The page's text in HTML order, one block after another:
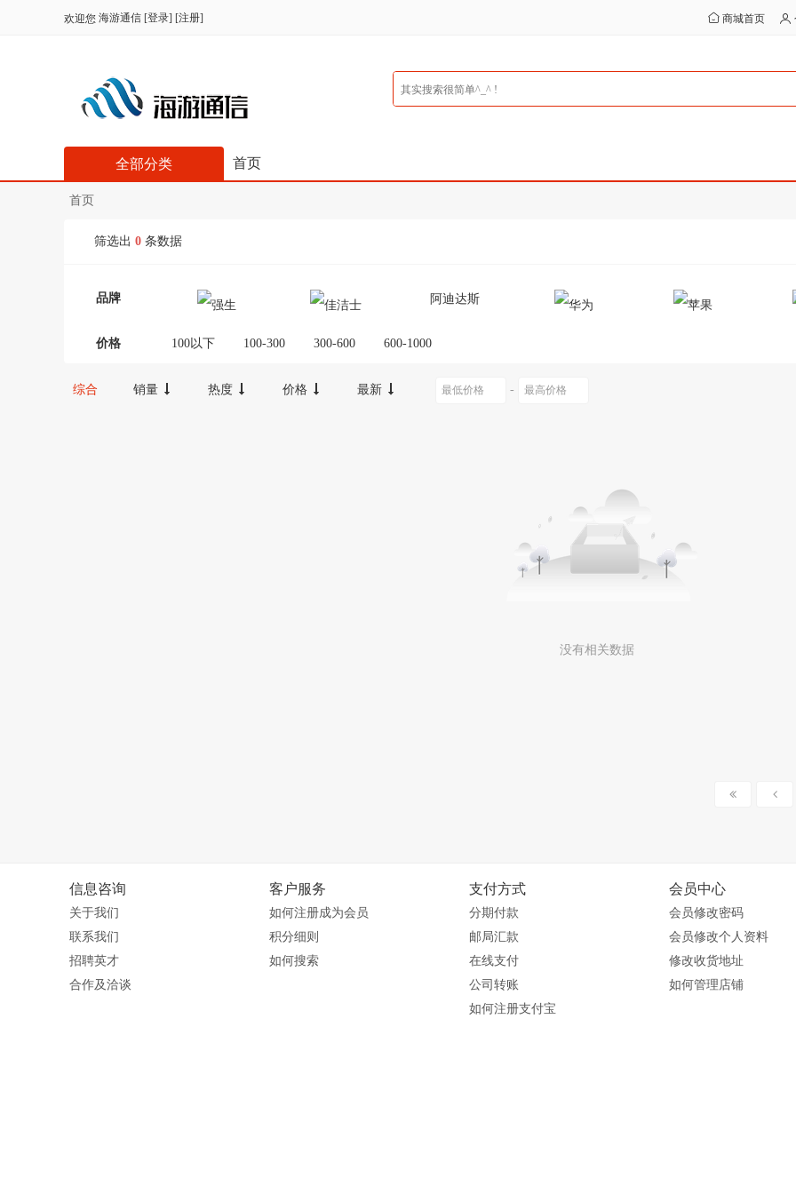
欢迎您 海游通信 [登录] [注册] 商城首页
首页
全部分类
首页
筛选出 0 条数据
品牌 阿迪达斯
价格 100以下 100-300 300-600 600-1000
综合 销量 热度 价格 最新 -
没有相关数据
信息咨询
关于我们
联系我们
招聘英才
合作及洽谈
客户服务
如何注册成为会员
积分细则
如何搜索
支付方式
分期付款
邮局汇款
在线支付
公司转账
如何注册支付宝
会员中心
会员修改密码
会员修改个人资料
修改收货地址
如何管理店铺